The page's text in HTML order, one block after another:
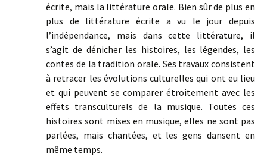
écrite, mais la littérature orale. Bien sûr de plus en
plus de littérature écrite a vu le jour depuis
l’indépendance, mais dans cette littérature, il
s’agit de dénicher les histoires, les légendes, les
contes de la tradition orale. Ses travaux consistent
à retracer les évolutions culturelles qui ont eu lieu
et qui peuvent se comparer étroitement avec les
effets transculturels de la musique. Toutes ces
histoires sont mises en musique, elles ne sont pas
parlées, mais chantées, et les gens dansent en
même temps.